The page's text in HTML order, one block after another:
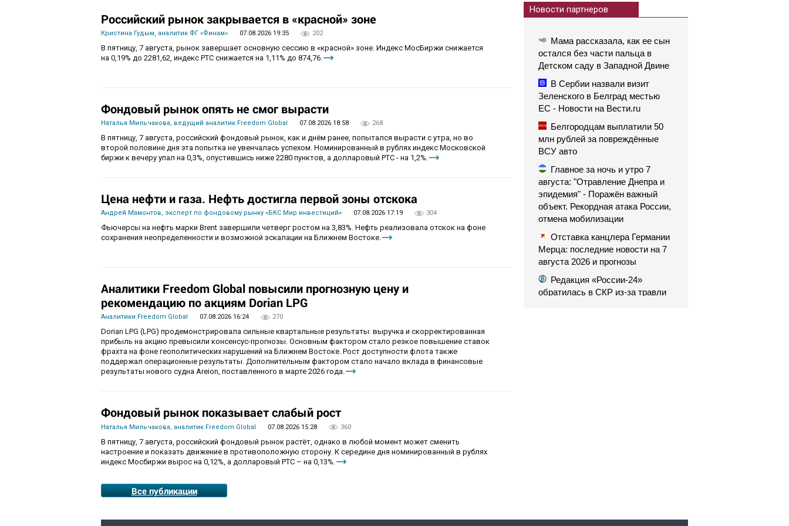
Российский рынок закрывается в «красной» зоне
Кристина Гудым, аналитик ФГ «Финам» 07.08.2026 19:35 202
В пятницу, 7 августа, рынок завершает основную сессию в «красной» зоне. Индекс МосБиржи снижается
на 0,19% до 2281,62, индекс РТС снижается на 1,11% до 874,76.
Фондовый рынок опять не смог вырасти
Наталья Мильчакова, ведущий аналитик Freedom Global 07.08.2026 18:58 268
В пятницу, 7 августа, российский фондовый рынок, как и днём ранее, попытался вырасти с утра, но во
второй половине дня эта попытка не увенчалась успехом. Номинированный в рублях индекс Московской
биржи к вечеру упал на 0,3%, опустившись ниже 2280 пунктов, а долларовый РТС - на 1,2%.
Цена нефти и газа. Нефть достигла первой зоны отскока
Андрей Мамонтов, эксперт по фондовому рынку «БКС Мир инвестиций» 07.08.2026 17:19 304
Фьючерсы на нефть марки Brent завершили четверг ростом на 3,83%. Нефть реализовала отскок на фоне
сохранения неопределенности и возможной эскалации на Ближнем Востоке.
Аналитики Freedom Global повысили прогнозную цену и
рекомендацию по акциям Dorian LPG
Аналитики Freedom Global 07.08.2026 16:24 270
Dorian LPG (LPG) продемонстрировала сильные квартальные результаты: выручка и скорректированная
прибыль на акцию превысили консенсус-прогнозы. Основным фактором стало резкое повышение ставок
фрахта на фоне геополитических нарушений на Ближнем Востоке. Рост доступности флота также
поддержал операционные результаты. Дополнительным фактором стало начало вклада в финансовые
результаты нового судна Areion, поставленного в марте 2026 года.
Фондовый рынок показывает слабый рост
Наталья Мильчакова, аналитик Freedom Global 07.08.2026 15:28 360
В пятницу, 7 августа, российский фондовый рынок растёт, однако в любой момент может сменить
настроение и показать движение в противоположную сторону. К середине дня номинированный в рублях
индекс Мосбиржи вырос на 0,12%, а долларовый РТС – на 0,13%.
Все публикации
Новости партнеров
Мама рассказала, как ее сын
остался без части пальца в
Детском саду в Западной Двине
В Сербии назвали визит
Зеленского в Белград местью
ЕС - Новости на Вести.ru
Белгородцам выплатили 50
млн рублей за повреждённые
ВСУ авто
Главное за ночь и утро 7
августа: "Отравление Днепра и
эпидемия" - Поражён важный
объект. Рекордная атака России,
отмена мобилизации
Отставка канцлера Германии
Мерца: последние новости на 7
августа 2026 и прогнозы
Редакция «России-24»
обратилась в СКР из-за травли